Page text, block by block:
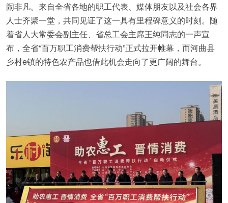
闹非凡。来自全省各地的职工代表、媒体朋友以及社会各界
人士齐聚一堂，共同见证了这一具有里程碑意义的时刻。随
着省人大常委会副主任、省总工会主席王纯同志的一声宣
布，全省“百万职工消费帮扶行动”正式拉开帷幕，而河曲县
乡村e镇的特色农产品也借此机会走向了更广阔的舞台。